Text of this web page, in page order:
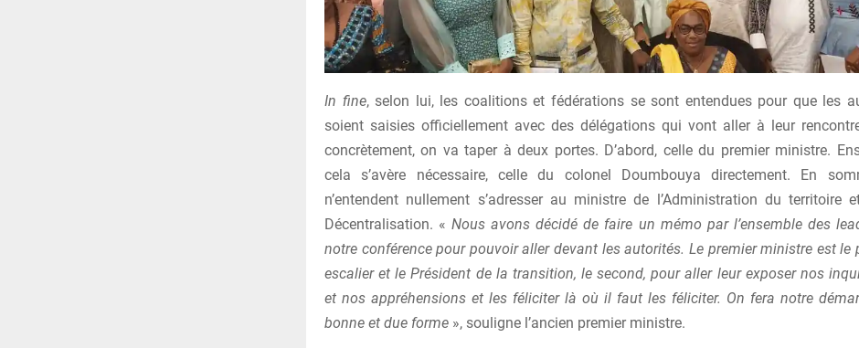
In fine, selon lui, les coalitions et fédérations se sont entendues pour que les
soient saisies officiellement avec des délégations qui vont aller à leur
concrètement, on va taper à deux portes. D’abord, celle du premier ministre.
cela s’avère nécessaire, celle du colonel Doumbouya directement. En
n’entendent nullement s’adresser au ministre de l’Administration du territoire
Décentralisation. «Nous avons décidé de faire un mémo par l’ensemble des
notre conférence pour pouvoir aller devant les autorités. Le premier ministre est le
escalier et le Président de la transition, le second, pour aller leur exposer nos
et nos appréhensions et les féliciter là où il faut les féliciter. On fera notre
bonne et due forme », souligne l’ancien premier ministre.